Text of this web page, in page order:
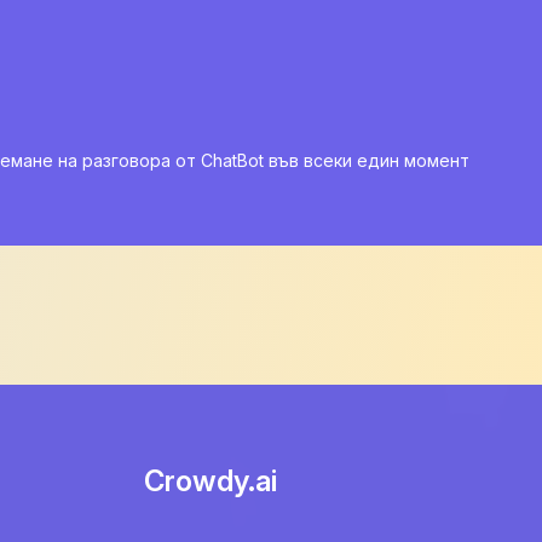
на разговора от ChatBot във всеки един момент
Crowdy.ai